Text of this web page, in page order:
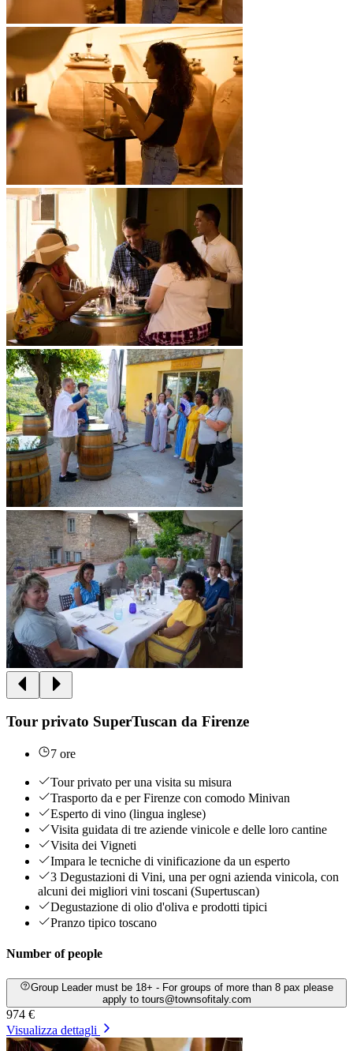
Tour privato SuperTuscan da Firenze
7 ore
Tour privato per una visita su misura
Trasporto da e per Firenze con comodo Minivan
Esperto di vino (lingua inglese)
Visita guidata di tre aziende vinicole e delle loro cantine
Visita dei Vigneti
Impara le tecniche di vinificazione da un esperto
3 Degustazioni di Vini, una per ogni azienda vinicola, con
alcuni dei migliori vini toscani (Supertuscan)
Degustazione di olio d'oliva e prodotti tipici
Pranzo tipico toscano
Number of people
Group Leader must be 18+ - For groups of more than 8 pax please
apply to tours@townsofitaly.com
974 €
Visualizza dettagli